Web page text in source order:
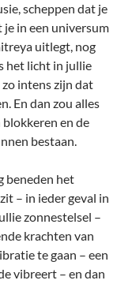
scheppen dat je
je in een universum
uitlegt, nog
het licht in jullie
intens zijn dat
En dan zou alles
en de
bestaan.
beneden het
– in ieder geval in
zonnestelsel –
krachten van
te gaan – een
vibreert – en dan